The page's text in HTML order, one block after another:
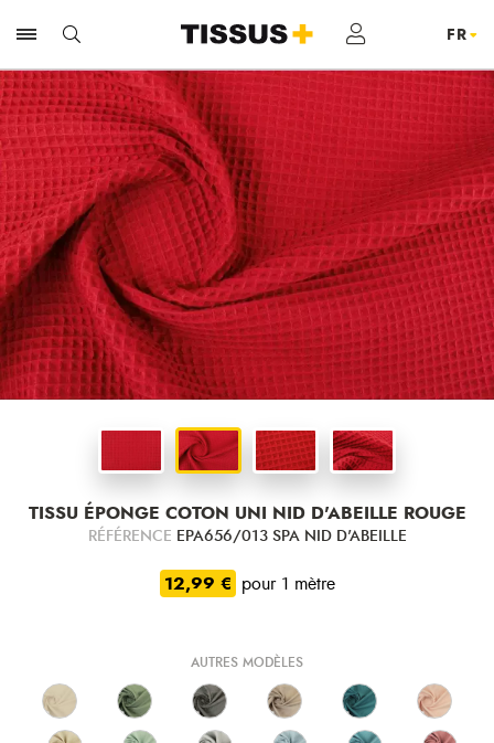
TISSU ÉPONGE COTON UNI NID D'ABEILLE ROUGE
RÉFÉRENCE EPA656/013 SPA NID D'ABEILLE
12,99 € pour 1 mètre
AUTRES MODÈLES